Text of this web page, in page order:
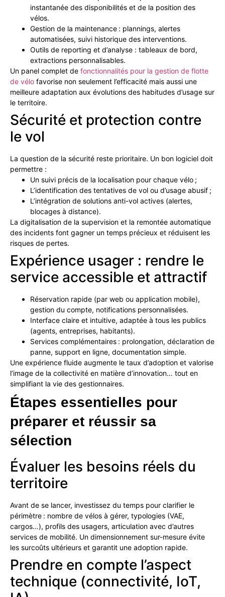
instantanée des disponibilités et de la position des
vélos.
Gestion de la maintenance : plannings, alertes
automatisées, suivi historique des interventions.
Outils de reporting et d’analyse : tableaux de bord,
extractions personnalisables.
Un panel complet de fonctionnalités pour la gestion de flotte
de vélo favorise non seulement l’efficacité mais aussi une
meilleure adaptation aux évolutions des habitudes d’usage sur
le territoire.
Sécurité et protection contre
le vol
La question de la sécurité reste prioritaire. Un bon logiciel doit
permettre :
Un suivi précis de la localisation pour chaque vélo ;
L’identification des tentatives de vol ou d’usage abusif ;
L’intégration de solutions anti-vol actives (alertes,
blocages à distance).
La digitalisation de la supervision et la remontée automatique
des incidents font gagner un temps précieux et réduisent les
risques de pertes.
Expérience usager : rendre le
service accessible et attractif
Réservation rapide (par web ou application mobile),
gestion du compte, notifications personnalisées.
Interface claire et intuitive, adaptée à tous les publics
(agents, entreprises, habitants).
Services complémentaires : prolongation, déclaration de
panne, support en ligne, documentation simple.
Une expérience fluide augmente le taux d’adoption et valorise
l’image de la collectivité en matière d’innovation… tout en
simplifiant la vie des gestionnaires.
Étapes essentielles pour
préparer et réussir sa
sélection
Évaluer les besoins réels du
territoire
Avant de se lancer, investissez du temps pour clarifier le
périmètre : nombre de vélos à gérer, typologies (VAE,
cargos…), profils des usagers, articulation avec d’autres
services de mobilité. Un dimensionnement sur-mesure évite
les surcoûts ultérieurs et garantit une adoption rapide.
Prendre en compte l’aspect
technique (connectivité, IoT,